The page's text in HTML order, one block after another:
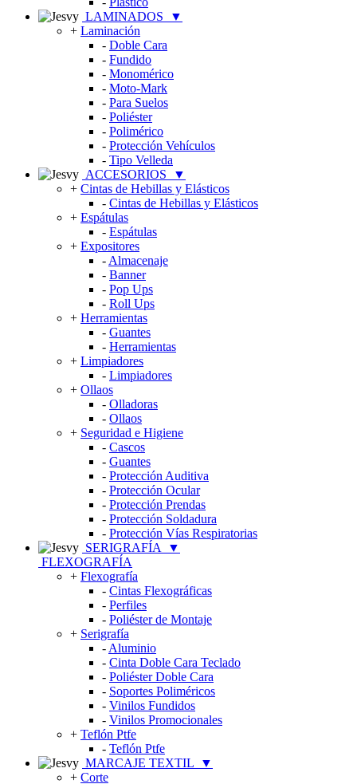
LAMINADOS
▼
+ Laminación
- Doble Cara
- Fundido
- Monomérico
- Moto-Mark
- Para Suelos
- Poliéster
- Polimérico
- Protección Vehículos
- Tipo Velleda
ACCESORIOS
▼
+ Cintas de Hebillas y Elásticos
- Cintas de Hebillas y Elásticos
+ Espátulas
- Espátulas
+ Expositores
- Almacenaje
- Banner
- Pop Ups
- Roll Ups
+ Herramientas
- Guantes
- Herramientas
+ Limpiadores
- Limpiadores
+ Ollaos
- Olladoras
- Ollaos
+ Seguridad e Higiene
- Cascos
- Guantes
- Protección Auditiva
- Protección Ocular
- Protección Prendas
- Protección Soldadura
- Protección Vías Respiratorias
SERIGRAFÍA
▼
FLEXOGRAFÍA
+ Flexografía
- Cintas Flexográficas
- Perfiles
- Poliéster de Montaje
+ Serigrafía
- Aluminio
- Cinta Doble Cara Teclado
- Poliéster Doble Cara
- Soportes Poliméricos
- Vinilos Fundidos
- Vinilos Promocionales
+ Teflón Ptfe
- Teflón Ptfe
MARCAJE TEXTIL
▼
+ Corte